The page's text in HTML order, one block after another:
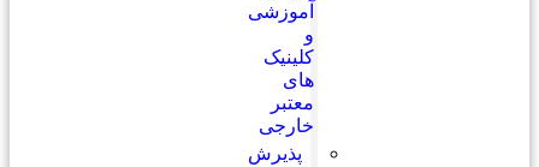
آموزشی
و
کلینیک
های
معتبر
خارجی
پذیرش